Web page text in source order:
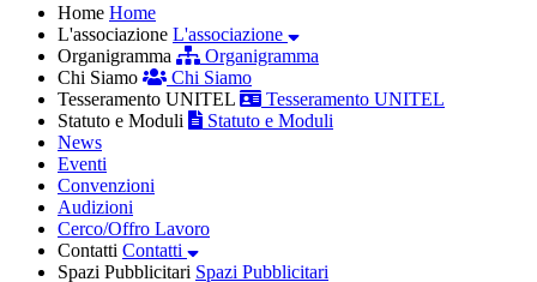
Home Home
L'associazione L'associazione
Organigramma
Organigramma
Chi Siamo
Chi Siamo
Tesseramento UNITEL
Tesseramento UNITEL
Statuto e Moduli
Statuto e Moduli
News
Eventi
Convenzioni
Audizioni
Cerco/Offro Lavoro
Contatti Contatti
Spazi Pubblicitari Spazi Pubblicitari